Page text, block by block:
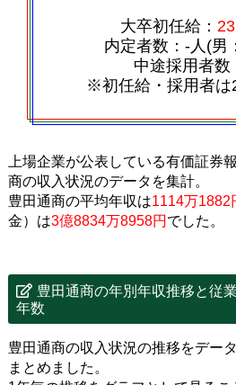
大卒初任給：
内定者数：‐人(男
中途採用者数
※初任給・採用者は
上場企業が公表している有価証券
商の収入状況のデータを集計。
豊田通商の平均年収は1114万1882
金）は3億8834万8958円 でした。
豊田通商の年別年収推移と従
年数
豊田通商の収入状況の推移をデー
まとめました。